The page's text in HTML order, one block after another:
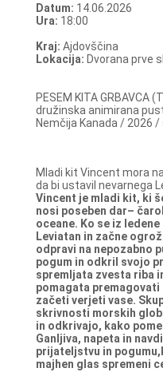
Datum: 14.06.2026
Ura: 18:00
Kraj: Ajdovščina
Lokacija: Dvorana prve
PESEM KITA GRBAVCA
družinska animirana
Nemčija Kanada / 2026 /
Mladi kit Vincent mora
da bi ustavil nevarnega
Vincent je mladi kit, ki
nosi poseben dar–
oceane. Ko se iz
Leviatan in začne
odpravi na nepozabno
pogum in odkril svojo
spremljata zvesta riba
pomagatapremagovati
začeti verjeti vase.
skrivnosti morskih
in odkrivajo, kako
Ganljiva, napeta in
prijateljstvu in
majhen glas spremeni